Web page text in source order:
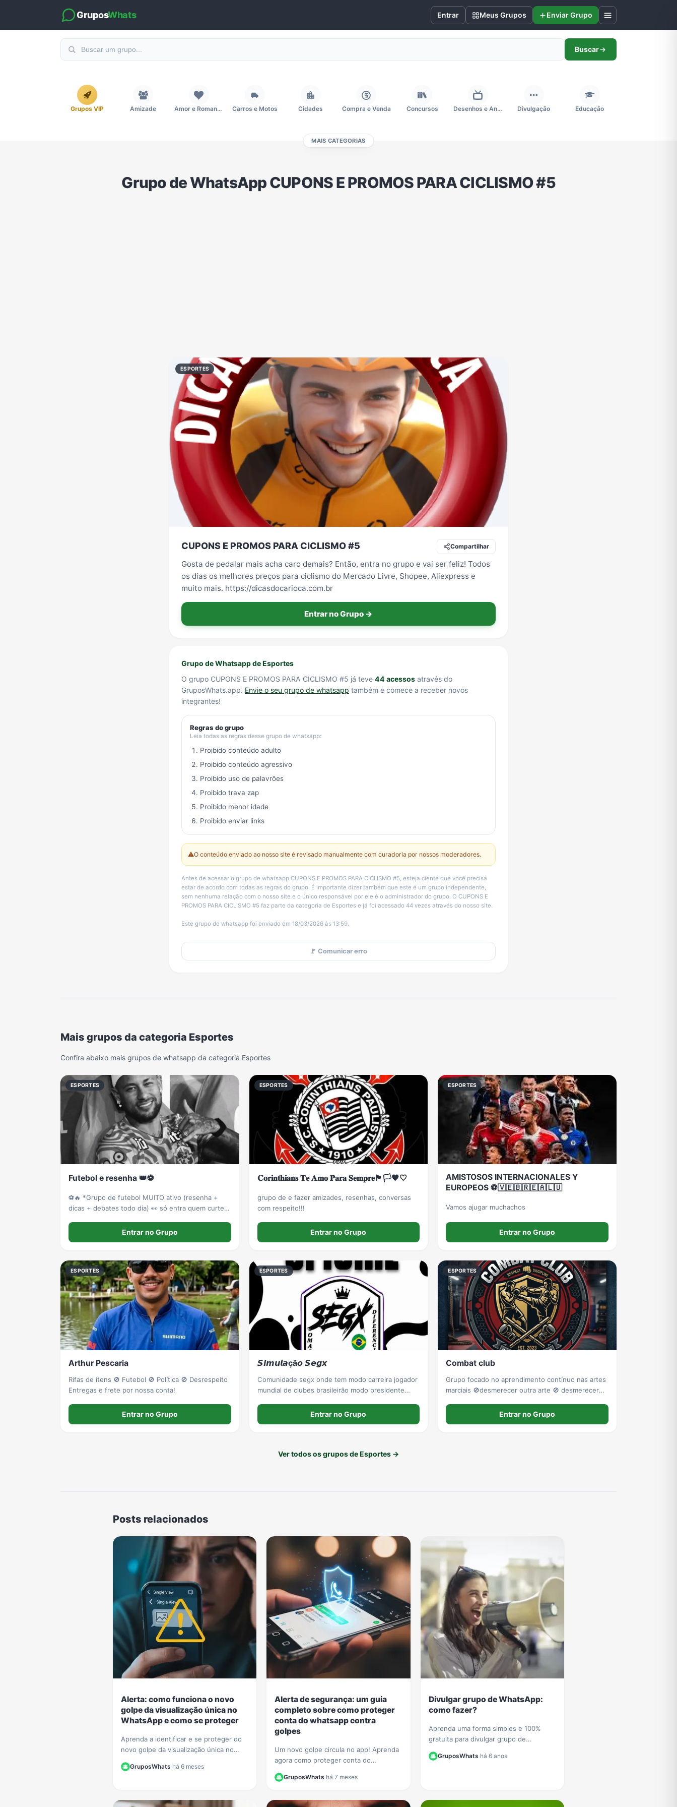
GruposWhats Entrar Meus Grupos Enviar Grupo
Buscar
Grupos VIP Amizade Amor e Romance Carros e Motos Cidades Compra e Venda Concursos Desenhos e Animes Divulgação Educação
MAIS CATEGORIAS
Grupo de WhatsApp CUPONS E PROMOS PARA CICLISMO #5
ESPORTES
CUPONS E PROMOS PARA CICLISMO #5 Compartilhar
Gosta de pedalar mais acha caro demais? Então, entra no grupo e vai ser feliz! Todos
os dias os melhores preços para ciclismo do Mercado Livre, Shopee, Aliexpress e
muito mais. https://dicasdocarioca.com.br
Entrar no Grupo →
Grupo de Whatsapp de Esportes
O grupo CUPONS E PROMOS PARA CICLISMO #5 já teve 44 acessos através do
GruposWhats.app. Envie o seu grupo de whatsapp também e comece a receber novos
integrantes!
Regras do grupo
Leia todas as regras desse grupo de whatsapp:
Proibido conteúdo adulto
Proibido conteúdo agressivo
Proibido uso de palavrões
Proibido trava zap
Proibido menor idade
Proibido enviar links
⚠️O conteúdo enviado ao nosso site é revisado manualmente com curadoria por nossos moderadores.
Antes de acessar o grupo de whatsapp CUPONS E PROMOS PARA CICLISMO #5, esteja ciente que você precisa
estar de acordo com todas as regras do grupo. É importante dizer também que este é um grupo independente,
sem nenhuma relação com o nosso site e o único responsável por ele é o administrador do grupo. O CUPONS E
PROMOS PARA CICLISMO #5 faz parte da categoria de Esportes e já foi acessado 44 vezes através do nosso site.
Este grupo de whatsapp foi enviado em 18/03/2026 às 13:59.
🚩 Comunicar erro
Mais grupos da categoria Esportes
Confira abaixo mais grupos de whatsapp da categoria Esportes
ESPORTES
Futebol e resenha 👑⚽
⚽🔥 *Grupo de futebol MUITO ativo (resenha +
dicas + debates todo dia) 👀 só entra quem curte
Entrar no Grupo
ESPORTES
𝐂𝐨𝐫𝐢𝐧𝐭𝐡𝐢𝐚𝐧𝐬 𝐓𝐞 𝐀𝐦𝐨 𝐏𝐚𝐫𝐚 𝐒𝐞𝐦𝐩𝐫𝐞🏴🏳️🖤🤍
grupo de e fazer amizades, resenhas, conversas
com respeito!!!
Entrar no Grupo
ESPORTES
AMISTOSOS INTERNACIONALES Y
EUROPEOS ⚽️🇻🇪🇧🇷🇪🇦🇱🇺
Vamos ajugar muchachos
Entrar no Grupo
ESPORTES
Arthur Pescaria
Rifas de ítens 🚫 Futebol 🚫 Política 🚫 Desrespeito
Entregas e frete por nossa conta!
Entrar no Grupo
ESPORTES
𝙎𝙞𝙢𝙪𝙡𝙖çã𝙤 𝙎𝙚𝙜𝙭
Comunidade segx onde tem modo carreira jogador
mundial de clubes brasileirão modo presidente
Entrar no Grupo
ESPORTES
Combat club
Grupo focado no aprendimento contínuo nas artes
marciais 🚫desmerecer outra arte 🚫 desmerecer
Entrar no Grupo
Ver todos os grupos de Esportes →
Posts relacionados
Alerta: como funciona o novo
golpe da visualização única no
WhatsApp e como se proteger
Aprenda a identificar e se proteger do
novo golpe da visualização única no
para extorquir vítimas. Saiba como agir.
GruposWhats·há 6 meses
Alerta de segurança: um guia
completo sobre como proteger
conta do whatsapp contra
golpes
Um novo golpe circula no app! Aprenda
agora como proteger conta do
seus dados e contatos sejam roubados.
GruposWhats·há 7 meses
Divulgar grupo de WhatsApp:
como fazer?
Aprenda uma forma simples e 100%
gratuita para divulgar grupo de
membros e participantes no seu grupo
GruposWhats·há 6 anos